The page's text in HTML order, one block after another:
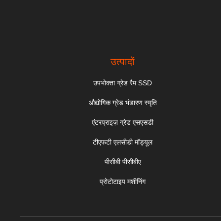
उत्पादों
उपभोक्ता ग्रेड रैम SSD
औद्योगिक ग्रेड भंडारण स्मृति
एंटरप्राइज़ ग्रेड एसएसडी
टीएफटी एलसीडी मॉड्यूल
पीसीबी पीसीबीए
प्रोटोटाइप मशीनिंग